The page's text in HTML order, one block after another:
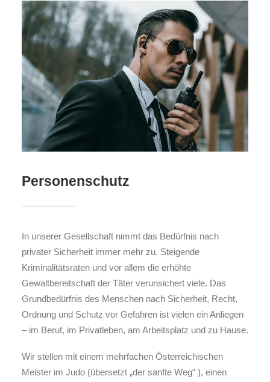
Personenschutz
In unserer Gesellschaft nimmt das Bedürfnis nach
privater Sicherheit immer mehr zu. Steigende
Kriminalitätsraten und vor allem die erhöhte
Gewaltbereitschaft der Täter verunsichert viele. Das
Grundbedürfnis des Menschen nach Sicherheit, Recht,
Ordnung und Schutz vor Gefahren ist vielen ein Anliegen
– im Beruf, im Privatleben, am Arbeitsplatz und zu Hause.
Wir stellen mit einem mehrfachen Österreichischen
Meister im Judo (übersetzt „der sanfte Weg“ ), einen